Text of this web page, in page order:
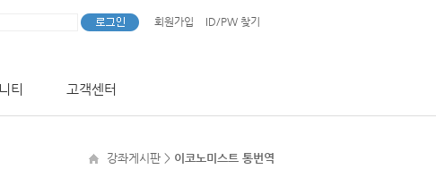
회원가입 ID/PW 찾기
티 고객센터
강좌게시판 > 이코노미스트 통번역